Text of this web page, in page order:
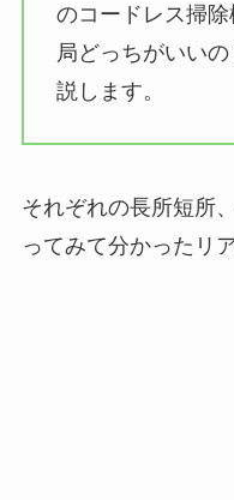
のコードレス掃
局どっちがいい
説します。
それぞれの長所短所
ってみて分かったリ